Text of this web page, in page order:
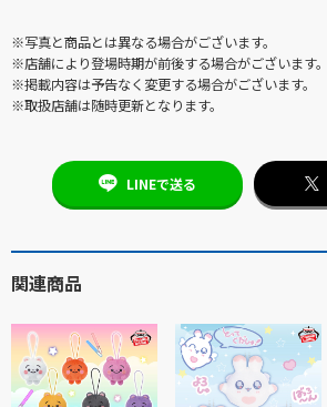
※写真と商品とは異なる場合がございます。
※店舗により登場時期が前後する場合がございます。
※掲載内容は予告なく変更する場合がございます。
※取扱店舗は随時更新となります。
LINEで送る
関連商品